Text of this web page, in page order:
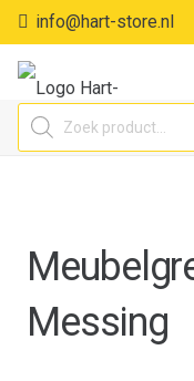
info@hart-store.nl
Producten
zoeken
Messing